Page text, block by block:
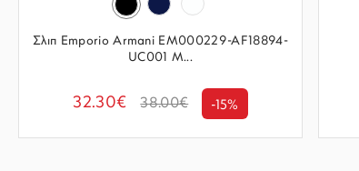
Σλιπ Emporio Armani EM000229-AF18894-
UC001 Μ...
32.30€ 38.00€ -15%